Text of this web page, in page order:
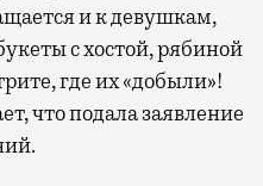
и к девушкам,
с хостой, рябиной
где их «добыли»!
что подала заявление